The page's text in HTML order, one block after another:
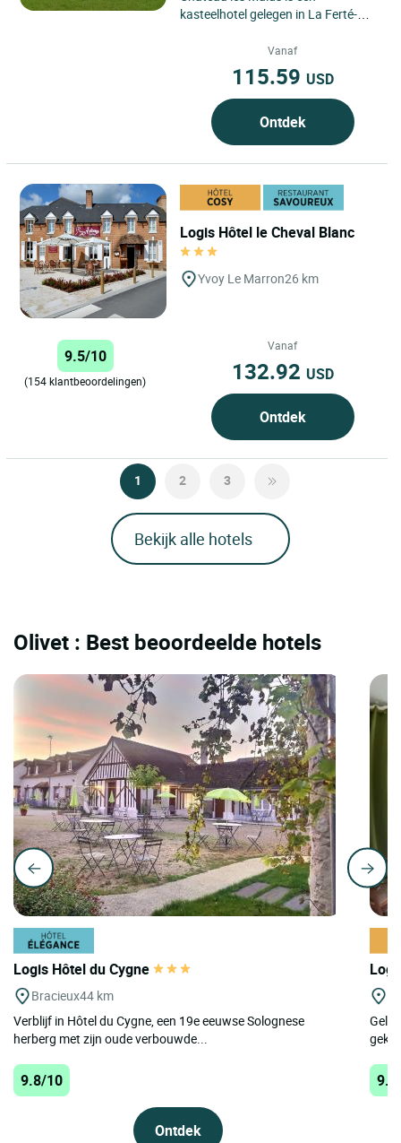
kasteelhotel gelegen in La Ferté-
Sologne, in de regio Centre-Val...
Vanaf
115.59 USD
Ontdek
Logis Hôtel le Cheval Blanc
Yvoy Le Marron26 km
9.5/10
(154 klantbeoordelingen)
Vanaf
132.92 USD
Ontdek
1 2 3
Bekijk alle hotels
Olivet : Best beoordeelde hotels
Logis Hôtel du Cygne
Bracieux44 km
Verblijf in Hôtel du Cygne, een 19e eeuwse Solognese
herberg met zijn oude verbouwde...
9.8/10
Ontdek